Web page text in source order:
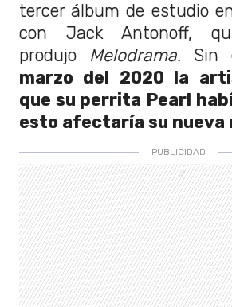
tercer álbum de estudio
con Jack Antonoff,
produjo Melodrama. Sin
marzo del 2020 la
que su perrita Pearl
esto afectaría su nueva